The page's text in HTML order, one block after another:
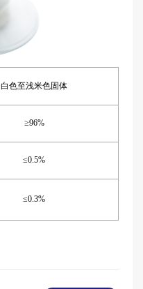
白色至浅米色固体
≥96%
≤0.5%
≤0.3%